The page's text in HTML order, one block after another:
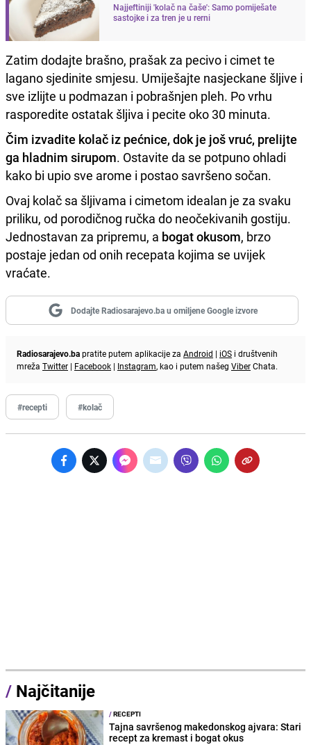
Najjeftiniji 'kolač na čaše': Samo pomiješate
sastojke i za tren je u rerni
Zatim dodajte brašno, prašak za pecivo i cimet te
lagano sjedinite smjesu. Umiješajte nasjeckane šljive i
sve izlijte u podmazan i pobrašnjen pleh. Po vrhu
rasporedite ostatak šljiva i pecite oko 30 minuta.
Čim izvadite kolač iz pećnice, dok je još vruć, prelijte
ga hladnim sirupom. Ostavite da se potpuno ohladi
kako bi upio sve arome i postao savršeno sočan.
Ovaj kolač sa šljivama i cimetom idealan je za svaku
priliku, od porodičnog ručka do neočekivanih gostiju.
Jednostavan za pripremu, a bogat okusom, brzo
postaje jedan od onih recepata kojima se uvijek
vraćate.
Dodajte Radiosarajevo.ba u omiljene Google izvore
Radiosarajevo.bapratite putem aplikacije za Android | iOS i društvenih
mreža Twitter | Facebook | Instagram, kao i putem našeg ViberChata.
#recepti #kolač
/ Najčitanije
/RECEPTI
Tajna savršenog makedonskog ajvara: Stari
recept za kremast i bogat okus